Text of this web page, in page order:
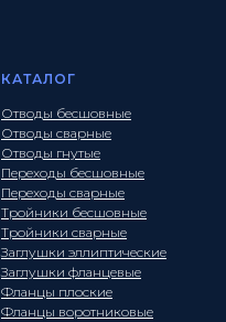
КАТАЛОГ
Отводы бесшовные
Отводы сварные
Отводы гнутые
Переходы бесшовные
Переходы сварные
Тройники бесшовные
Тройники сварные
Заглушки эллиптические
Заглушки фланцевые
Фланцы плоские
Фланцы воротниковые